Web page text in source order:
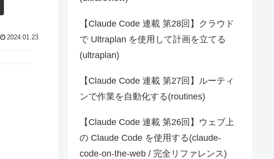
2024.01.23
【Claude Code 連載 第28回】クラウド
で Ultraplan を使用して計画を立てる
(ultraplan)
【Claude Code 連載 第27回】ルーティ
ンで作業を自動化する(routines)
【Claude Code 連載 第26回】ウェブ上
の Claude Code を使用する(claude-
code-on-the-web / 完全リファレンス)